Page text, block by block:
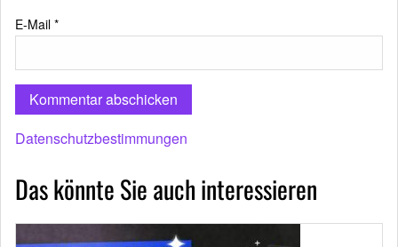
E-Mail *
Datenschutzbestimmungen
Das könnte Sie auch interessieren